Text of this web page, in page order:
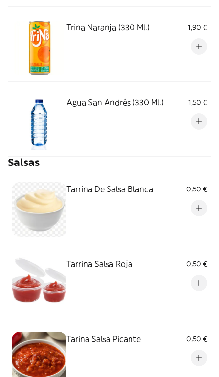
Trina Naranja (330 Ml.) 1,90 €
Agua San Andrés (330 Ml.) 1,50 €
Salsas
Tarrina De Salsa Blanca 0,50 €
Tarrina Salsa Roja 0,50 €
Tarina Salsa Picante 0,50 €